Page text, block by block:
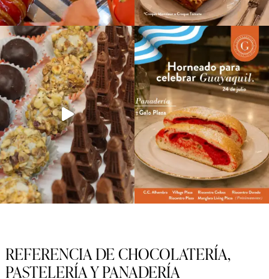
REFERENCIA DE CHOCOLATERÍA,
PASTELERÍA Y PANADERÍA